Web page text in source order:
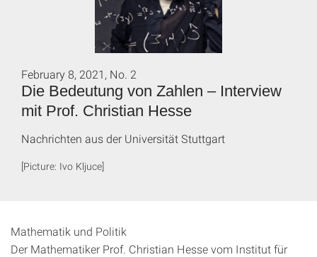
Die Bedeutung von Zahlen – Interview
mit Prof. Christian Hesse
February 8, 2021, No. 2
Nachrichten aus der Universität Stuttgart
[Picture: Ivo Kljuce]
Mathematik und Politik
Der Mathematiker Prof. Christian Hesse vom Institut für